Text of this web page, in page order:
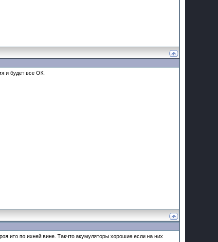
и будет все ОК.
ито по ихней вине. Такчто акумуляторы хорошие если на них